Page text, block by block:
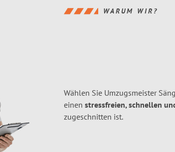
WARUM WIR?
Wählen Sie Umzugsmeister
einen stressfreien, schnellen
zugeschnitten ist.